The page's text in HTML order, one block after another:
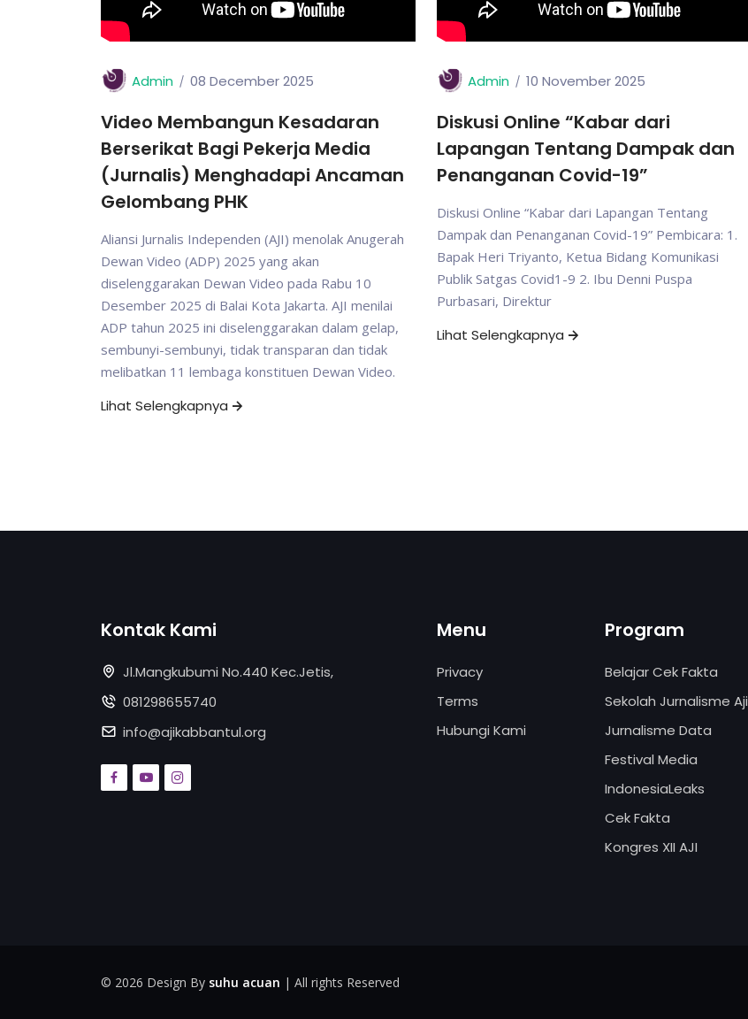
Admin 08 December 2025
Video Membangun Kesadaran
Berserikat Bagi Pekerja Media
(Jurnalis) Menghadapi Ancaman
Gelombang PHK
Aliansi Jurnalis Independen (AJI) menolak Anugerah
Dewan Video (ADP) 2025 yang akan
diselenggarakan Dewan Video pada Rabu 10
Desember 2025 di Balai Kota Jakarta. AJI menilai
ADP tahun 2025 ini diselenggarakan dalam gelap,
sembunyi-sembunyi, tidak transparan dan tidak
melibatkan 11 lembaga konstituen Dewan Video.
Lihat Selengkapnya
Admin 10 November 2025
Diskusi Online “Kabar dari
Lapangan Tentang Dampak dan
Penanganan Covid-19”
Diskusi Online “Kabar dari Lapangan Tentang
Dampak dan Penanganan Covid-19” Pembicara: 1.
Bapak Heri Triyanto, Ketua Bidang Komunikasi
Publik Satgas Covid1-9 2. Ibu Denni Puspa
Purbasari, Direktur
Lihat Selengkapnya
Kontak Kami
Jl.Mangkubumi No.440 Kec.Jetis,
081298655740
info@ajikabbantul.org
Menu
Privacy
Terms
Hubungi Kami
Program
Belajar Cek Fakta
Sekolah Jurnalisme Aji
Jurnalisme Data
Festival Media
IndonesiaLeaks
Cek Fakta
Kongres XII AJI
© 2026 Design By suhu acuan | All rights Reserved